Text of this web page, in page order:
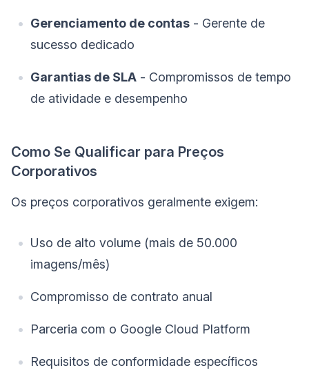
Gerenciamento de contas - Gerente de
sucesso dedicado
Garantias de SLA - Compromissos de tempo
de atividade e desempenho
Como Se Qualificar para Preços
Corporativos
Os preços corporativos geralmente exigem:
Uso de alto volume (mais de 50.000
imagens/mês)
Compromisso de contrato anual
Parceria com o Google Cloud Platform
Requisitos de conformidade específicos